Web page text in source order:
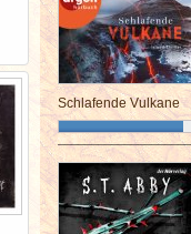
Schlafende Vulkane